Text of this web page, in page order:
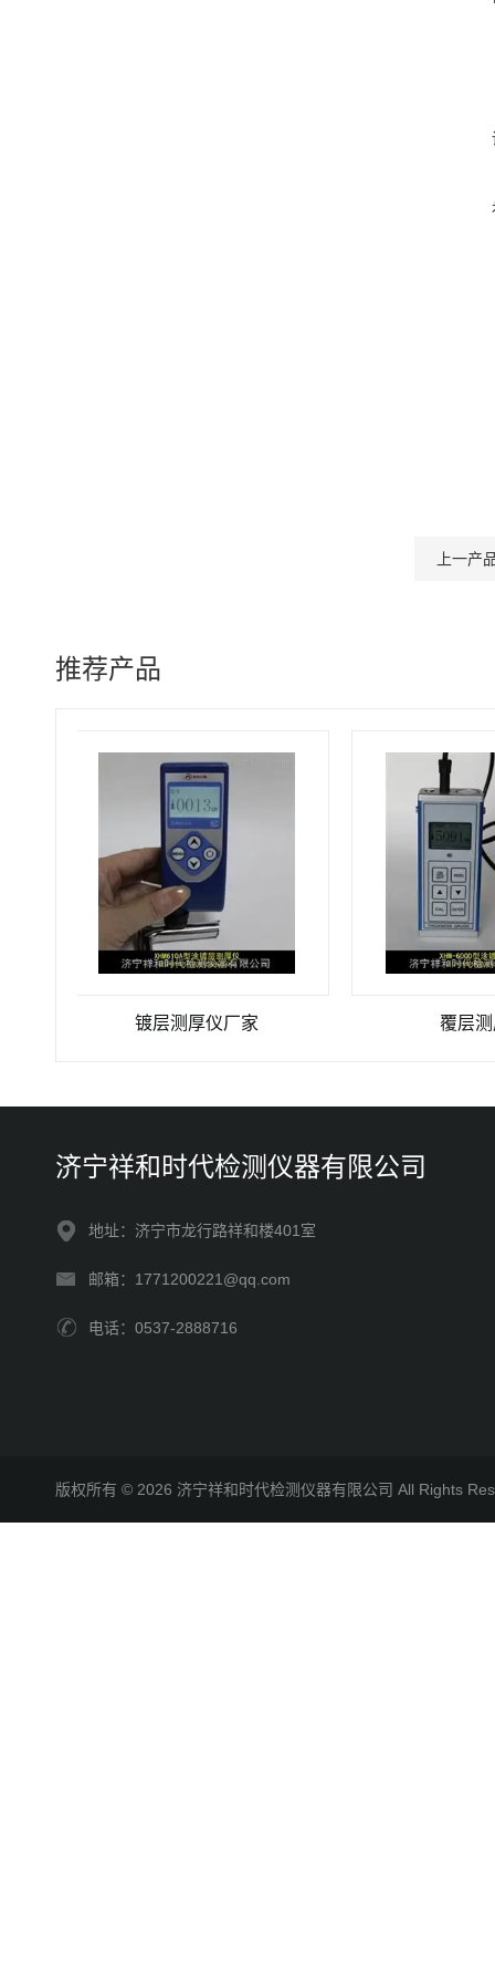
上一产
推荐产品
镀层测厚仪厂家 覆层测厚仪
济宁祥和时代检测仪器有限公司
地址：济宁市龙行路祥和楼401室
邮箱：1771200221@qq.com
电话：0537-2888716
版权所有 © 2026 济宁祥和时代检测仪器有限公司 All Rights